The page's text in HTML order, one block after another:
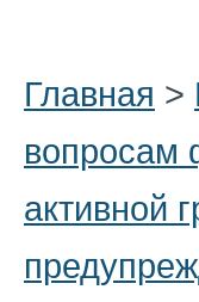
Главная >
вопросам
активной